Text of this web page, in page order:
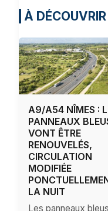
À
A9/A54 NÎMES :
PANNEAUX
VONT ÊTRE
RENOUVELÉS,
CIRCULATION
MODIFIÉE
LA NUIT
Les panneaux bleus